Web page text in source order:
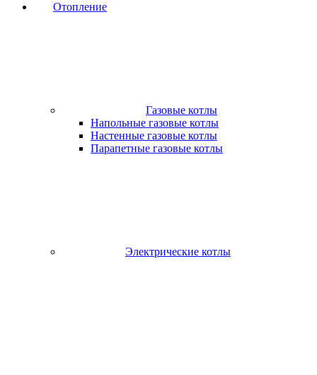
Отопление
Газовые котлы
Напольные газовые котлы
Настенные газовые котлы
Парапетные газовые котлы
Электрические котлы